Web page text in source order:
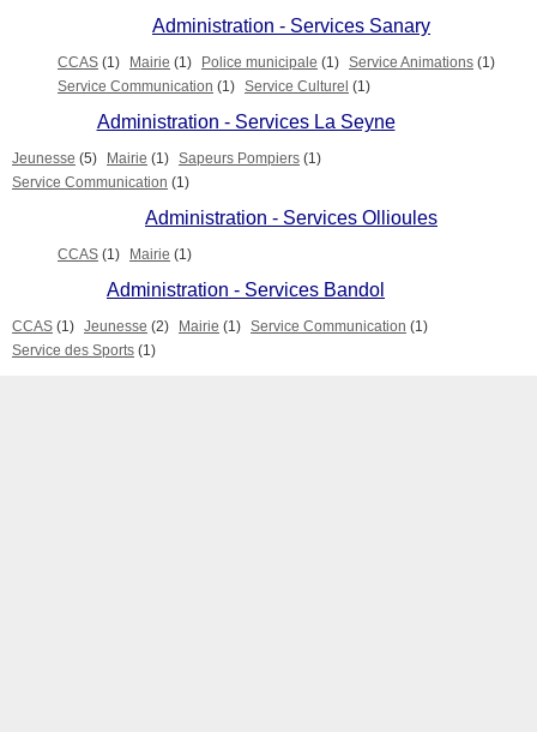
Administration - Services Sanary
CCAS (1) Mairie (1) Police municipale (1) Service Animations (1)
Service Communication (1) Service Culturel (1)
Administration - Services La Seyne
Jeunesse (5) Mairie (1) Sapeurs Pompiers (1)
Service Communication (1)
Administration - Services Ollioules
CCAS (1) Mairie (1)
Administration - Services Bandol
CCAS (1) Jeunesse (2) Mairie (1) Service Communication (1)
Service des Sports (1)